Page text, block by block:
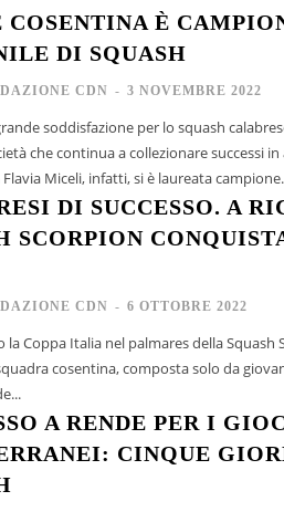
COSENTINA È
DI SQUASH
CDN - 3 NOVEMBRE 2022
soddisfazione per lo squash
che continua a collezionare successi
Miceli, infatti, si è laureata
DI SUCCESSO. A
SCORPION
CDN - 6 OTTOBRE 2022
la Coppa Italia nel palmares della
cosentina, composta solo da
A RENDE PER I
CINQUE